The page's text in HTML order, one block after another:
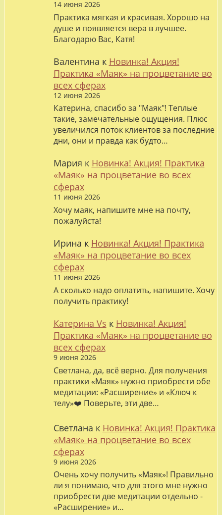
14 июня 2026
Практика мягкая и красивая. Хорошо на
душе и появляется вера в лучшее.
Благодарю Вас, Катя!
Валентина к Новинка! Акция!
Практика «Маяк» на процветание во
всех сферах
12 июня 2026
Катерина, спасибо за "Маяк"! Теплые
такие, замечательные ощущения. Плюс
увеличился поток клиентов за последние
дни, они и правда как будто…
Мария к Новинка! Акция! Практика
«Маяк» на процветание во всех
сферах
11 июня 2026
Хочу маяк, напишите мне на почту,
пожалуйста!
Ирина к Новинка! Акция! Практика
«Маяк» на процветание во всех
сферах
11 июня 2026
А сколько надо оплатить, напишите. Хочу
получить практику!
Катерина Vs к Новинка! Акция!
Практика «Маяк» на процветание во
всех сферах
9 июня 2026
Светлана, да, всё верно. Для получения
практики «Маяк» нужно приобрести обе
медитации: «Расширение» и «Ключ к
телу»❤️ Поверьте, эти две…
Светлана к Новинка! Акция! Практика
«Маяк» на процветание во всех
сферах
9 июня 2026
Очень хочу получить «Маяк»! Правильно
ли я понимаю, что для этого мне нужно
приобрести две медитации отдельно -
«Расширение» и…